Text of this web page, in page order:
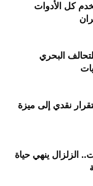
كل الأدوات
البحري
نقدي إلى ميزة
الزلزال ينهي حياة